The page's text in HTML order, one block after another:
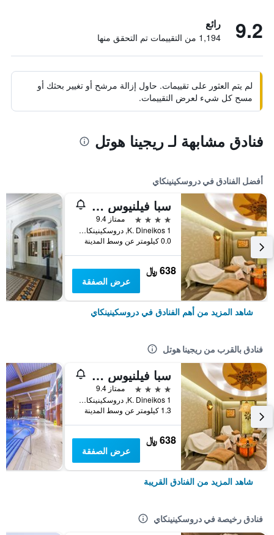
9.2 رائع
1,194 من التقييمات تم التحقق منها
لم يتم العثور على تقييمات. حاول إزالة مرشح أو تغيير بحثك أو
مسح كل شيء لعرض التقييمات.
فنادق مشابهة لـ ريجينا هوتل
أفضل الفنادق في دروسكينينكاي
سبا فيلنيوس دروسكينينكاي
4 نجوم
ممتاز 9.4
K. Dineikos 1, دروسكينينكاي, ليتوانيا
0.0 كيلومتر عن وسط المدينة
638 ﷼
عرض الصفقة
شاهد المزيد من أهم الفنادق في دروسكينينكاي
فنادق بالقرب من ريجينا هوتل
سبا فيلنيوس دروسكينينكاي
4 نجوم
ممتاز 9.4
K. Dineikos 1, دروسكينينكاي, ليتوانيا
1.3 كيلومتر عن وسط المدينة
638 ﷼
عرض الصفقة
شاهد المزيد من الفنادق القريبة
فنادق رخيصة في دروسكينينكاي